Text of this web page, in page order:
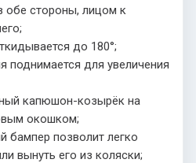
обе стороны, лицом к
до 180°;
поднимается для увеличения
капюшон-козырёк на
окошком;
бампер позволит легко
вынуть его из коляски;